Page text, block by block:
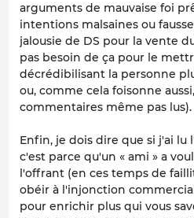
arguments de mauvaise foi
intentions malsaines ou
jalousie de DS pour la vente
pas besoin de ça pour le
décrédibilisant la personne
ou, comme cela foisonne
commentaires même pas lus).
Enfin, je dois dire que si j'ai lu
c'est parce qu'un « ami » a
l'offrant (en ces temps de
obéir à l'injonction
pour enrichir plus qui vous